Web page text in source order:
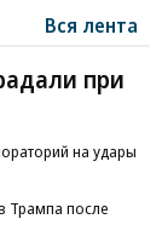
Вся лента
при
на удары
Трампа после